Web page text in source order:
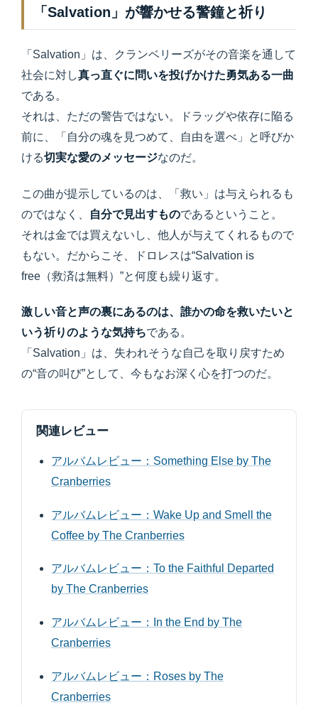
「Salvation」が響かせる警鐘と祈り
「Salvation」は、クランベリーズがその音楽を通して
社会に対し真っ直ぐに問いを投げかけた勇気ある一曲
である。
それは、ただの警告ではない。ドラッグや依存に陥る
前に、「自分の魂を見つめて、自由を選べ」と呼びか
ける切実な愛のメッセージなのだ。
この曲が提示しているのは、「救い」は与えられるも
のではなく、
自分で見出すものであるということ。
それは金では買えないし、他人が与えてくれるもので
もない。だからこそ、ドロレスは“Salvation is
free（救済は無料）”と何度も繰り返す。
激しい音と声の裏にあるのは、誰かの命を救いたいと
いう祈りのような気持ちである。
「Salvation」は、失われそうな自己を取り戻すため
の“音の叫び”として、今もなお深く心を打つのだ。
関連レビュー
アルバムレビュー：Something Else by The
Cranberries
アルバムレビュー：Wake Up and Smell the
Coffee by The Cranberries
アルバムレビュー：To the Faithful Departed
by The Cranberries
アルバムレビュー：In the End by The
Cranberries
アルバムレビュー：Roses by The
Cranberries